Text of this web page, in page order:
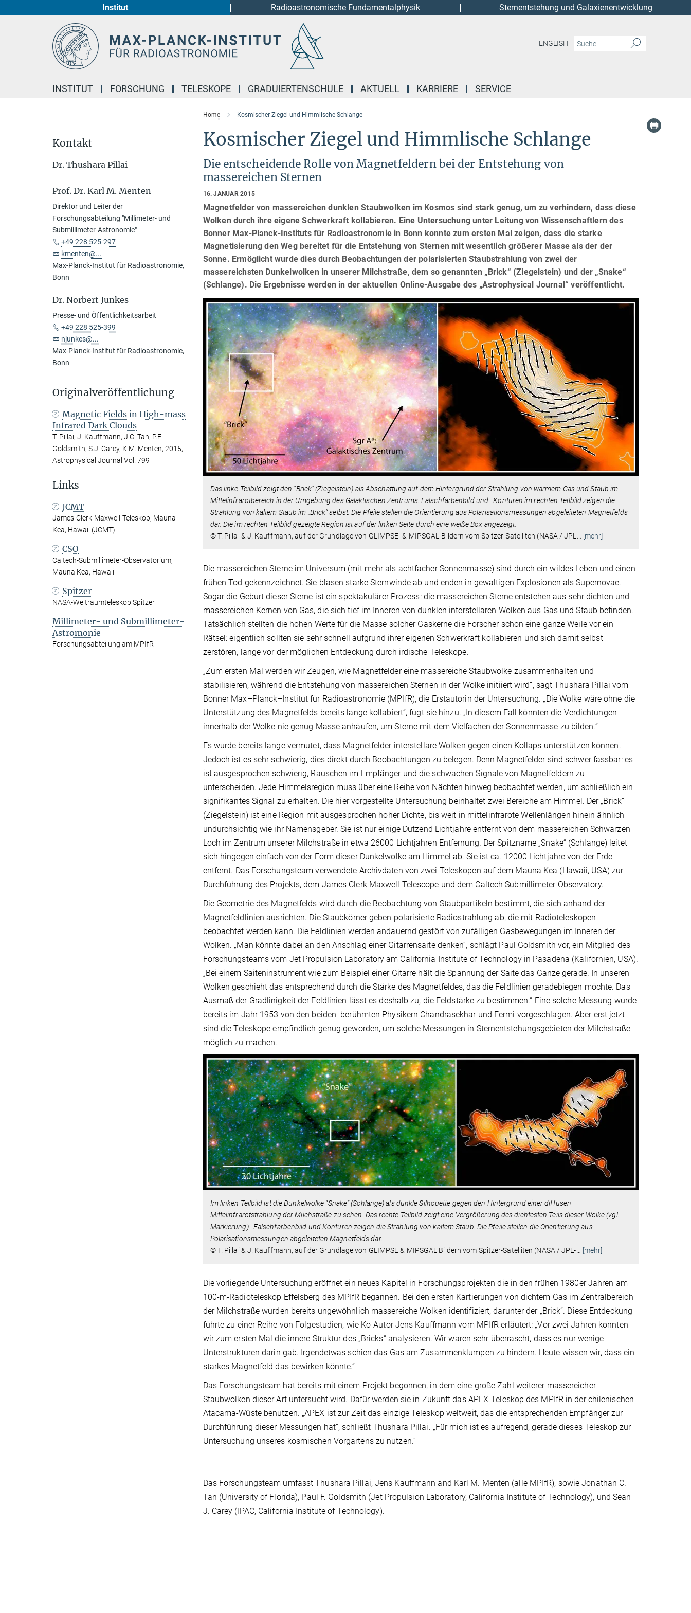
Institut Radioastronomische Fundamentalphysik Sternentstehung und Galaxienentwicklung
ENGLISH
INSTITUT FORSCHUNG TELESKOPE GRADUIERTENSCHULE AKTUELL KARRIERE SERVICE
Home Kosmischer Ziegel und Himmlische Schlange
Kosmischer Ziegel und Himmlische Schlange
Die entscheidende Rolle von Magnetfeldern bei der Entstehung von
massereichen Sternen
16. JANUAR 2015
Magnetfelder von massereichen dunklen Staubwolken im Kosmos sind stark genug, um zu verhindern, dass diese
Wolken durch ihre eigene Schwerkraft kollabieren. Eine Untersuchung unter Leitung von Wissenschaftlern des
Bonner Max-Planck-Instituts für Radioastronomie in Bonn konnte zum ersten Mal zeigen, dass die starke
Magnetisierung den Weg bereitet für die Entstehung von Sternen mit wesentlich größerer Masse als der der
Sonne. Ermöglicht wurde dies durch Beobachtungen der polarisierten Staubstrahlung von zwei der
massereichsten Dunkelwolken in unserer Milchstraße, dem so genannten „Brick“ (Ziegelstein) und der „Snake“
(Schlange). Die Ergebnisse werden in der aktuellen Online-Ausgabe des „Astrophysical Journal“ veröffentlicht.
Das linke Teilbild zeigt den “Brick” (Ziegelstein) als Abschattung auf dem Hintergrund der Strahlung von warmem Gas und Staub im
Mittelinfrarotbereich in der Umgebung des Galaktischen Zentrums. Falschfarbenbild und Konturen im rechten Teilbild zeigen die
Strahlung von kaltem Staub im „Brick“ selbst. Die Pfeile stellen die Orientierung aus Polarisationsmessungen abgeleiteten Magnetfelds
dar. Die im rechten Teilbild gezeigte Region ist auf der linken Seite durch eine weiße Box angezeigt.
© T. Pillai & J. Kauffmann, auf der Grundlage von GLIMPSE- & MIPSGAL-Bildern vom Spitzer-Satelliten (NASA / JPL
[mehr]
Die massereichen Sterne im Universum (mit mehr als achtfacher Sonnenmasse) sind durch ein wildes Leben und einen
frühen Tod gekennzeichnet. Sie blasen starke Sternwinde ab und enden in gewaltigen Explosionen als Supernovae.
Sogar die Geburt dieser Sterne ist ein spektakulärer Prozess: die massereichen Sterne entstehen aus sehr dichten und
massereichen Kernen von Gas, die sich tief im Inneren von dunklen interstellaren Wolken aus Gas und Staub befinden.
Tatsächlich stellten die hohen Werte für die Masse solcher Gaskerne die Forscher schon eine ganze Weile vor ein
Rätsel: eigentlich sollten sie sehr schnell aufgrund ihrer eigenen Schwerkraft kollabieren und sich damit selbst
zerstören, lange vor der möglichen Entdeckung durch irdische Teleskope.
„Zum ersten Mal werden wir Zeugen, wie Magnetfelder eine massereiche Staubwolke zusammenhalten und
stabilisieren, während die Entstehung von massereichen Sternen in der Wolke initiiert wird”, sagt Thushara Pillai vom
Bonner Max–Planck–Institut für Radioastronomie (MPIfR), die Erstautorin der Untersuchung. „Die Wolke wäre ohne die
Unterstützung des Magnetfelds bereits lange kollabiert“, fügt sie hinzu. „In diesem Fall könnten die Verdichtungen
innerhalb der Wolke nie genug Masse anhäufen, um Sterne mit dem Vielfachen der Sonnenmasse zu bilden.“
Es wurde bereits lange vermutet, dass Magnetfelder interstellare Wolken gegen einen Kollaps unterstützen können.
Jedoch ist es sehr schwierig, dies direkt durch Beobachtungen zu belegen. Denn Magnetfelder sind schwer fassbar: es
ist ausgesprochen schwierig, Rauschen im Empfänger und die schwachen Signale von Magnetfeldern zu
unterscheiden. Jede Himmelsregion muss über eine Reihe von Nächten hinweg beobachtet werden, um schließlich ein
signifikantes Signal zu erhalten. Die hier vorgestellte Untersuchung beinhaltet zwei Bereiche am Himmel. Der „Brick“
(Ziegelstein) ist eine Region mit ausgesprochen hoher Dichte, bis weit in mittelinfrarote Wellenlängen hinein ähnlich
undurchsichtig wie ihr Namensgeber. Sie ist nur einige Dutzend Lichtjahre entfernt von dem massereichen Schwarzen
Loch im Zentrum unserer Milchstraße in etwa 26000 Lichtjahren Entfernung. Der Spitzname „Snake“ (Schlange) leitet
sich hingegen einfach von der Form dieser Dunkelwolke am Himmel ab. Sie ist ca. 12000 Lichtjahre von der Erde
entfernt. Das Forschungsteam verwendete Archivdaten von zwei Teleskopen auf dem Mauna Kea (Hawaii, USA) zur
Durchführung des Projekts, dem James Clerk Maxwell Telescope und dem Caltech Submillimeter Observatory.
Die Geometrie des Magnetfelds wird durch die Beobachtung von Staubpartikeln bestimmt, die sich anhand der
Magnetfeldlinien ausrichten. Die Staubkörner geben polarisierte Radiostrahlung ab, die mit Radioteleskopen
beobachtet werden kann. Die Feldlinien werden andauernd gestört von zufälligen Gasbewegungen im Inneren der
Wolken. „Man könnte dabei an den Anschlag einer Gitarrensaite denken“, schlägt Paul Goldsmith vor, ein Mitglied des
Forschungsteams vom Jet Propulsion Laboratory am California Institute of Technology in Pasadena (Kalifornien, USA).
„Bei einem Saiteninstrument wie zum Beispiel einer Gitarre hält die Spannung der Saite das Ganze gerade. In unseren
Wolken geschieht das entsprechend durch die Stärke des Magnetfeldes, das die Feldlinien geradebiegen möchte. Das
Ausmaß der Gradlinigkeit der Feldlinien lässt es deshalb zu, die Feldstärke zu bestimmen.“ Eine solche Messung wurde
bereits im Jahr 1953 von den beiden berühmten Physikern Chandrasekhar und Fermi vorgeschlagen. Aber erst jetzt
sind die Teleskope empfindlich genug geworden, um solche Messungen in Sternentstehungsgebieten der Milchstraße
möglich zu machen.
Im linken Teilbild ist die Dunkelwolke “Snake” (Schlange) als dunkle Silhouette gegen den Hintergrund einer diffusen
Mittelinfrarotstrahlung der Milchstraße zu sehen. Das rechte Teilbild zeigt eine Vergrößerung des dichtesten Teils dieser Wolke (vgl.
Markierung). Falschfarbenbild und Konturen zeigen die Strahlung von kaltem Staub. Die Pfeile stellen die Orientierung aus
Polarisationsmessungen abgeleiteten Magnetfelds dar.
© T. Pillai & J. Kauffmann, auf der Grundlage von GLIMPSE & MIPSGAL Bildern vom Spitzer-Satelliten (NASA / JPL-
[mehr]
Die vorliegende Untersuchung eröffnet ein neues Kapitel in Forschungsprojekten die in den frühen 1980er Jahren am
100-m-Radioteleskop Effelsberg des MPIfR begannen. Bei den ersten Kartierungen von dichtem Gas im Zentralbereich
der Milchstraße wurden bereits ungewöhnlich massereiche Wolken identifiziert, darunter der „Brick“. Diese Entdeckung
führte zu einer Reihe von Folgestudien, wie Ko-Autor Jens Kauffmann vom MPIfR erläutert: „Vor zwei Jahren konnten
wir zum ersten Mal die innere Struktur des „Bricks“ analysieren. Wir waren sehr überrascht, dass es nur wenige
Unterstrukturen darin gab. Irgendetwas schien das Gas am Zusammenklumpen zu hindern. Heute wissen wir, dass ein
starkes Magnetfeld das bewirken könnte.“
Das Forschungsteam hat bereits mit einem Projekt begonnen, in dem eine große Zahl weiterer massereicher
Staubwolken dieser Art untersucht wird. Dafür werden sie in Zukunft das APEX-Teleskop des MPIfR in der chilenischen
Atacama-Wüste benutzen. „APEX ist zur Zeit das einzige Teleskop weltweit, das die entsprechenden Empfänger zur
Durchführung dieser Messungen hat“, schließt Thushara Pillai. „Für mich ist es aufregend, gerade dieses Teleskop zur
Untersuchung unseres kosmischen Vorgartens zu nutzen.“
Das Forschungsteam umfasst Thushara Pillai, Jens Kauffmann and Karl M. Menten (alle MPIfR), sowie Jonathan C.
Tan (University of Florida), Paul F. Goldsmith (Jet Propulsion Laboratory, California Institute of Technology), und Sean
J. Carey (IPAC, California Institute of Technology).
Kontakt
Dr. Thushara Pillai
Prof. Dr. Karl M. Menten
Direktor und Leiter der
Forschungsabteilung "Millimeter- und
Submillimeter-Astronomie"
+49 228 525-297
kmenten@...
Max-Planck-Institut für Radioastronomie,
Bonn
Dr. Norbert Junkes
Presse- und Öffentlichkeitsarbeit
+49 228 525-399
njunkes@...
Max-Planck-Institut für Radioastronomie,
Bonn
Originalveröffentlichung
Magnetic Fields in High-mass
Infrared Dark Clouds
T. Pillai, J. Kauffmann, J.C. Tan, P.F.
Goldsmith, S.J. Carey, K.M. Menten, 2015,
Astrophysical Journal Vol. 799
Links
JCMT
James-Clerk-Maxwell-Teleskop, Mauna
Kea, Hawaii (JCMT)
CSO
Caltech-Submillimeter-Observatorium,
Mauna Kea, Hawaii
Spitzer
NASA-Weltraumteleskop Spitzer
Millimeter- und Submillimeter-
Astromonie
Forschungsabteilung am MPIfR